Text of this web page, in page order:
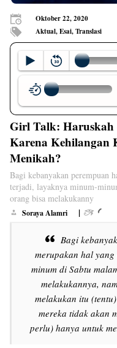
Oktober 22, 2020
Aktual, Esai, Translasi
Girl Talk: Haruskah
Karena Kehilangan
Menikah?
Bagi kebanyakan perempuan
terjadi, layaknya minum-
orang bisa melakukanny
Soraya Alamri |
Bagi
merupakan hal
minum di Sabtu
melakukannya,
melakukan itu
mereka tidak akan
perlu) hanya untuk